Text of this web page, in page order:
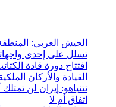
الجيش العربي:
تسلل على إحدى
افتتاح دورة قادة
القيادة والأركان
نتنياهو: إيران لن
اتفاق أم لا